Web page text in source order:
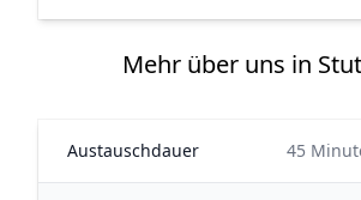
Mehr über uns in
Austauschdauer 45